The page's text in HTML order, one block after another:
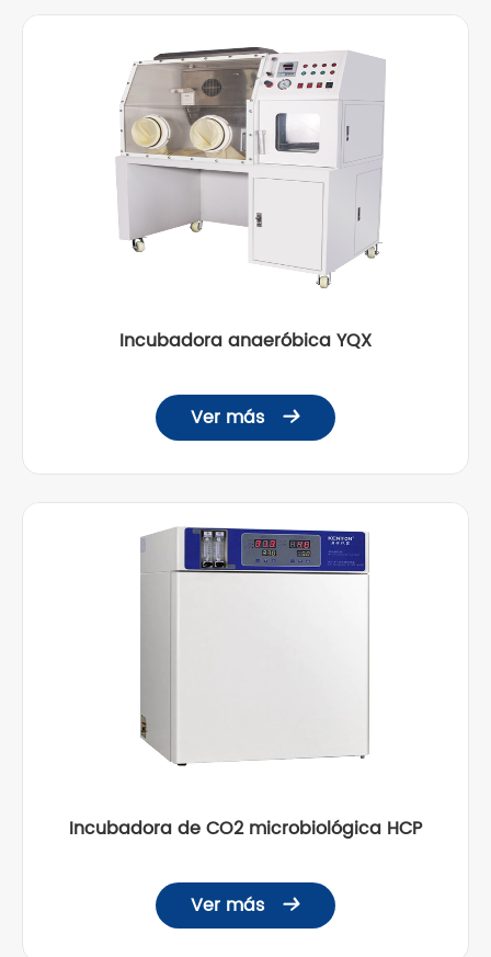
Incubadora anaeróbica YQX
Ver más 
Incubadora de CO2 microbiológica HCP
Ver más 